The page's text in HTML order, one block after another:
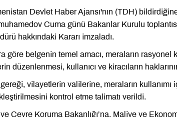
Devlet Haber Ajansı'nın (TDH)
Cuma günü Bakanlar Kurulu
hakkındaki Kararı imzaladı.
göre belgenin temel amacı, meraların rasyonel
düzenlenmesi, kullanıcı ve kiracıların
vilayetlerin valilerine, meraların kullanımı
kontrol etme talimatı verildi.
ve Çevre Koruma Bakanlığı’na, Maliye ve